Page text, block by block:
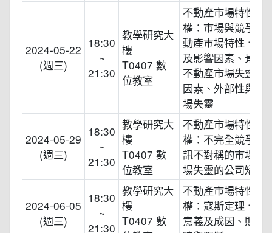
2024-05-22
(週三)
18:30
~
21:30
教學研究大
樓
T0407 數
位教室
不動產市場特性與
權：市場與競爭含
動產市場特性、議
及影響因素、景氣
不動產市場失靈的
因素、外部性與公
場失靈
2024-05-29
(週三)
18:30
~
21:30
教學研究大
樓
T0407 數
位教室
不動產市場特性與
權：不完全競爭市
訊不對稱的市場失
場失靈的公司矯正
2024-06-05
(週三)
18:30
~
21:30
教學研究大
樓
T0407 數
不動產市場特性與
權：寇斯定理、交
意義及成因、財產